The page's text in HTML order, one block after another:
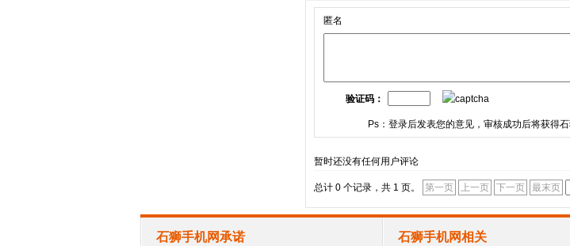
匿名
验证码：
Ps：登录后发表您的意见，审核成功后将获得
暂时还没有任何用户评论
总计 0 个记录，共 1 页。 第一页 上一页 下一页 最末页
石狮手机网承诺 石狮手机网相关